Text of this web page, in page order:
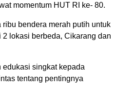
momentum HUT RI ke- 80.
ribu bendera merah putih untuk
2 lokasi berbeda, Cikarang dan
edukasi singkat kepada
tentang pentingnya